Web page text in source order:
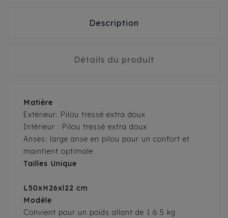
Description
Détails du produit
Matière
Extérieur: Pilou tressé extra doux
Intérieur : Pilou tressé extra doux
Anses: large anse en pilou pour un confort et
maintient optimale
Tailles Unique
L50xH26xl22 cm
Modèle
Convient pour un poids allant de 1 à 5 kg